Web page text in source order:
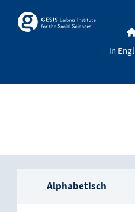
Skosmos
in
Alphabetisch